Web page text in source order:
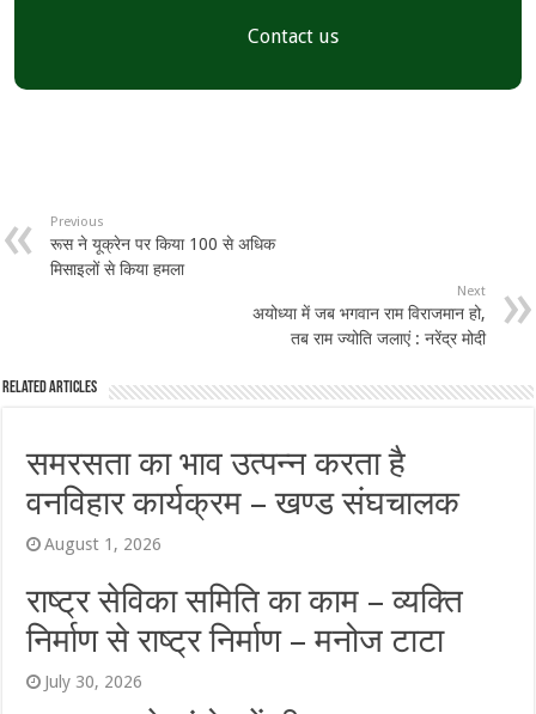
Contact us
Previous
रूस ने यूक्रेन पर किया 100 से अधिक
मिसाइलों से किया हमला
Next
अयोध्या में जब भगवान राम विराजमान हो,
तब राम ज्योति जलाएं : नरेंद्र मोदी
Related Articles
समरसता का भाव उत्पन्न करता है
वनविहार कार्यक्रम – खण्ड संघचालक
August 1, 2026
राष्ट्र सेविका समिति का काम – व्यक्ति
निर्माण से राष्ट्र निर्माण – मनोज टाटा
July 30, 2026